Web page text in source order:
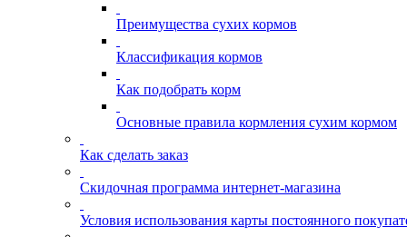
Преимущества сухих кормов
Классификация кормов
Как подобрать корм
Основные правила кормления сухим кормом
Как сделать заказ
Скидочная программа интернет-магазина
Условия использования карты постоянного